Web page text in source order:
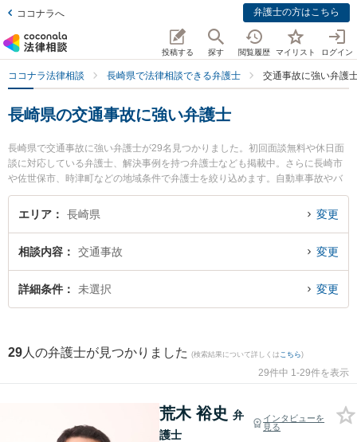
ココナラへ 弁護士の方はこちら
投稿する 探す 閲覧履歴 マイリスト ログイン
ココナラ法律相談 長崎県で法律相談できる弁護士 交通事故に強い弁護
長崎県の交通事故に強い弁護士
長崎県で交通事故に強い弁護士が29名見つかりました。初回面談無料や休日面
談に対応している弁護士、解決事例を持つ弁護士なども掲載中。さらに長崎市
や佐世保市、時津町などの地域条件で弁護士を絞り込めます。自動車事故やバ
イク事故、自転車事故等の細かな分野での絞り込み検索もでき便利です。特に
荒木・川端法律事務所の荒木 裕史弁護士や力武法律事務所の力武 伸一弁護士、
ルを今すぐに弁護士に相談したい』『交通事故のトラブル解決の実績豊富な近
くの弁護士を検索したい』『初回相談無料で交通事故を法律相談できる長崎県
内の弁護士に相談予約したい』などでお困りの相談者さんにおすすめです。
エリア 長崎県 変更
相談内容 交通事故 変更
詳細条件 未選択 変更
29 人の弁護士が見つかりました (検索結果について詳しくは こちら)
29件中 1-29件を表示
荒木 裕史 弁
護士
インタビューを
見る